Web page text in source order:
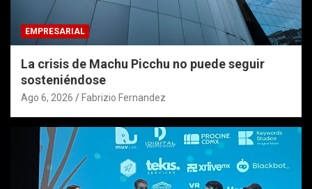
EMPRESARIAL
La crisis de Machu Picchu no puede seguir
sosteniéndose
Ago 6, 2026 Fabrizio Fernandez